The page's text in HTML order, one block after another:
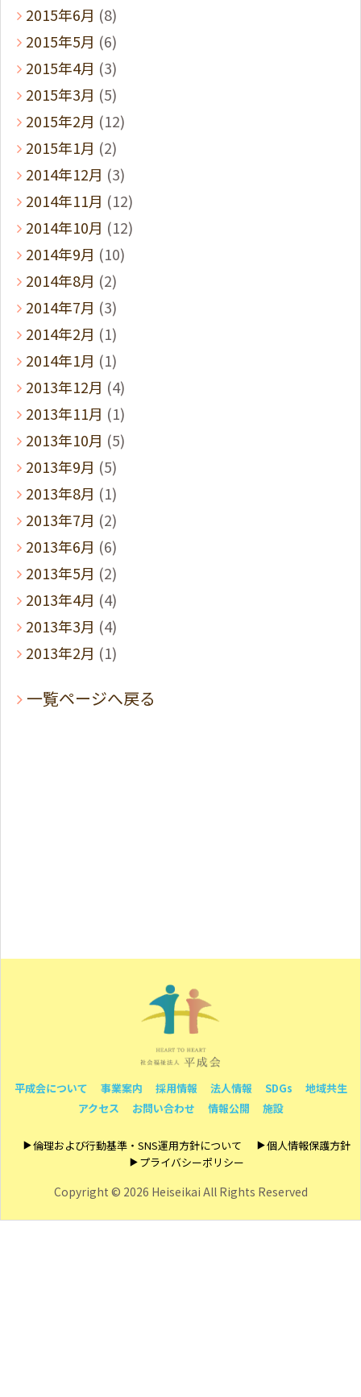
2015年6月 (8)
2015年5月 (6)
2015年4月 (3)
2015年3月 (5)
2015年2月 (12)
2015年1月 (2)
2014年12月 (3)
2014年11月 (12)
2014年10月 (12)
2014年9月 (10)
2014年8月 (2)
2014年7月 (3)
2014年2月 (1)
2014年1月 (1)
2013年12月 (4)
2013年11月 (1)
2013年10月 (5)
2013年9月 (5)
2013年8月 (1)
2013年7月 (2)
2013年6月 (6)
2013年5月 (2)
2013年4月 (4)
2013年3月 (4)
2013年2月 (1)
一覧ページへ戻る
平成会について 事業案内 採用情報 法人情報 SDGs
地域共生
アクセス
お問い合わせ 情報公開 施設
倫理および行動基準・SNS運用方針について
個人情報保護方針
プライバシーポリシー
Copyright © 2026 Heiseikai All Rights Reserved